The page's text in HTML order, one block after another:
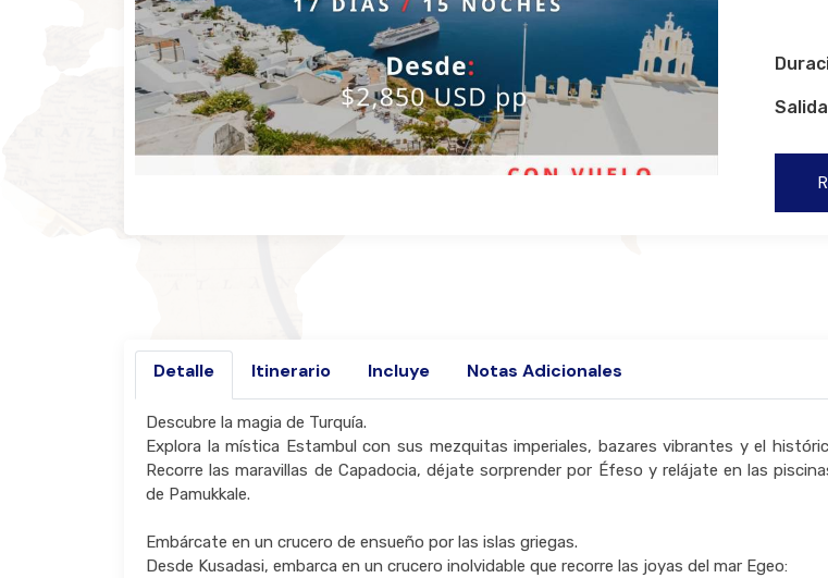
Salida
Detalle Itinerario Incluye Notas Adicionales
Descubre la magia de Turquía.
Explora la mística Estambul con sus mezquitas imperiales, bazares vibrantes y el
Recorre las maravillas de Capadocia, déjate sorprender por Éfeso y relájate en las
de Pamukkale.
Embárcate en un crucero de ensueño por las islas griegas.
Desde Kusadasi, embarca en un crucero inolvidable que recorre las joyas del mar Egeo: